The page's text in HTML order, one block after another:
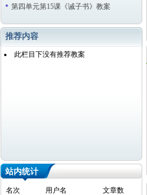
第四单元第15课《诫子书》教案
推荐内容
此栏目下没有推荐教案
站内统计
名次 用户名
文章数